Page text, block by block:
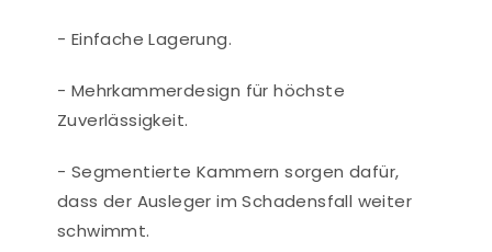
- Einfache Lagerung.
- Mehrkammerdesign für höchste
Zuverlässigkeit.
- Segmentierte Kammern sorgen dafür,
dass der Ausleger im Schadensfall weiter
schwimmt.